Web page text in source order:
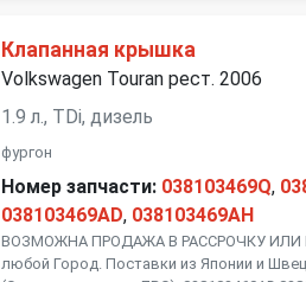
Клапанная крышка
Volkswagen Touran рест. 2006
1.9 л., TDi, дизель
фургон
Номер запчасти: 038103469Q,
038103469AD, 038103469AH
ВОЗМОЖНА ПРОДАЖА В РАССРОЧКУ ИЛИ
любой Город. Поставки из Японии и